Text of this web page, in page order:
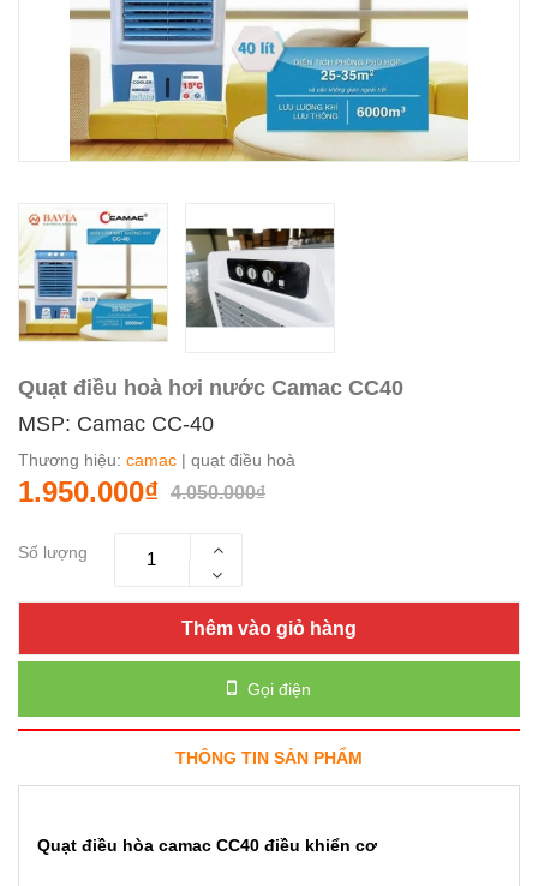
Quạt điều hoà hơi nước Camac CC40
MSP: Camac CC-40
Thương hiệu: camac | quạt điều hoà
1.950.000₫ 4.050.000₫
Số lượng
Thêm vào giỏ hàng
Gọi điện
THÔNG TIN SẢN PHẨM
Quạt điều hòa camac CC40 điều khiển cơ